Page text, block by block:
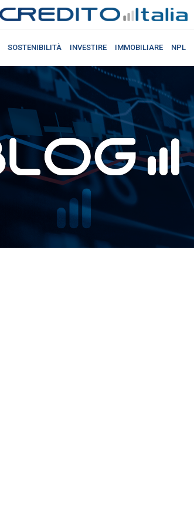
SOSTENIBILITÀ INVESTIRE IMMOBILIARE NPL